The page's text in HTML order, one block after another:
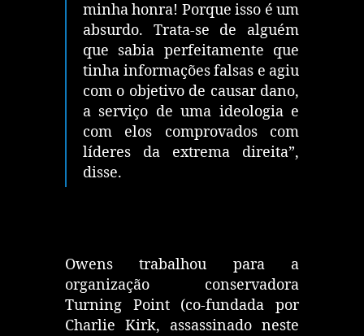
minha honra! Porque isso é um
absurdo. Trata-se de alguém
que sabia perfeitamente que
tinha informações falsas e agiu
com o objetivo de causar dano,
a serviço de uma ideologia e
com elos comprovados com
líderes da extrema direita”,
disse.
Owens trabalhou para a
organização conservadora
Turning Point (co-fundada por
Charlie Kirk, assassinado neste